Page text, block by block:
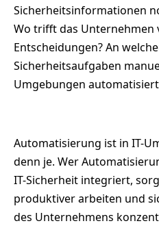
Sicherheitsinformationen
Wo trifft das Unternehmen
Entscheidungen? An
Sicherheitsaufgaben
Umgebungen
Automatisierung ist in IT-
denn je. Wer
IT-Sicherheit integriert,
produktiver arbeiten und
des Unternehmens